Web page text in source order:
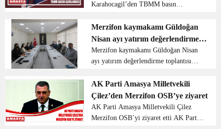
Karahocagil’den TBMM basın
Saygıdeğer Vatandaşlarım, Muhterem
Amasyalı hemşerilerim. Sizleri, sevgi,
saygı ve muhabbetle selamlı...
Merzifon kaymakamı Güldoğan
Nisan ayı yatırım değerlendirme
toplantısı yaptı
Merzifon kaymakamı Güldoğan Nisan
ayı yatırım değerlendirme toplantısı
Güldoğan başkanlığı ile Nisan ayı
yatırım değerlendirme toplantısı
kaymakamlık salonunda yapıldı. Ka...
AK Parti Amasya Milletvekili
Çilez’den Merzifon OSB’ye ziyaret
AK Parti Amasya Milletvekili Çilez
Merzifon OSB’yi ziyaret etti AK Parti